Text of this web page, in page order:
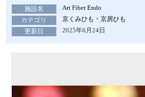
施設名
Art Fiber Endo
カテゴリ
京くみひも・京房ひも
更新日
2025年6月24日